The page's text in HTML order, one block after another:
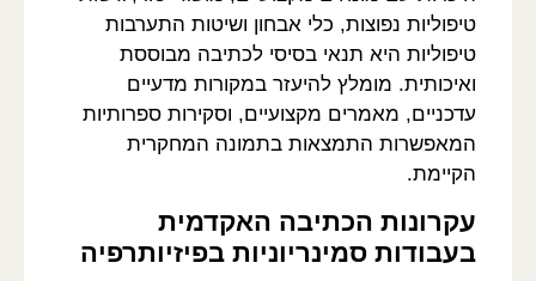
טיפוליות נפוצות, כלי אבחון ושיטות התערבות
טיפוליות היא תנאי בסיסי לכתיבה מבוססת
ואיכותית. מומלץ להיעזר במקורות מדעיים
עדכניים, מאמרים מקצועיים, וסקירות ספרותיות
המאפשרות התמצאות בתמונה המחקרית
הקיימת.
עקרונות הכתיבה האקדמית
בעבודות סמינריוניות בפיזיותרפיה